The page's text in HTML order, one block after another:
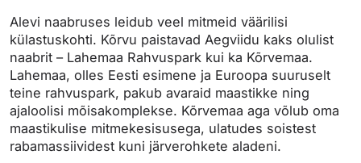
Alevi naabruses leidub veel mitmeid väärilisi
külastuskohti. Kõrvu paistavad Aegviidu kaks olulist
naabrit – Lahemaa Rahvuspark kui ka Kõrvemaa.
Lahemaa, olles Eesti esimene ja Euroopa suuruselt
teine rahvuspark, pakub avaraid maastikke ning
ajaloolisi mõisakomplekse. Kõrvemaa aga võlub oma
maastikulise mitmekesisusega, ulatudes soistest
rabamassiividest kuni järverohkete aladeni.